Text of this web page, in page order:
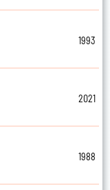
1993
2021
1988